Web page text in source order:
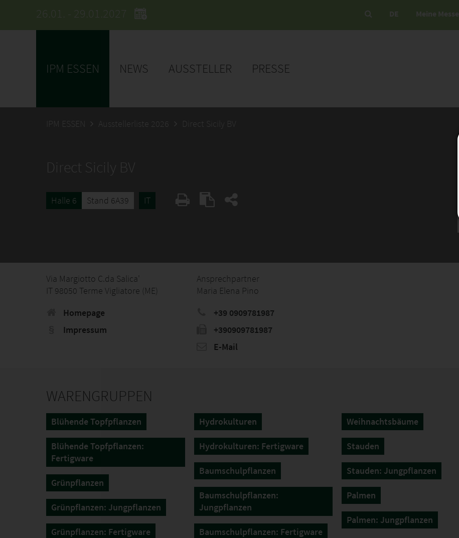
26.01. - 29.01.2027 DE Meine Messe
IPM ESSEN NEWS AUSSTELLER PRESSE
IPM ESSEN Ausstellerliste 2026 Direct Sicily BV
Direct Sicily BV
Halle 6 Stand 6A39 IT
Via Margiotto C.da Salica'
IT 98050 Terme Vigliatore (ME)
Homepage
Impressum
Ansprechpartner
Maria Elena Pino
+39 0909781987
+390909781987
E-Mail
WARENGRUPPEN
Blühende Topfpflanzen
Blühende Topfpflanzen:
Fertigware
Grünpflanzen
Grünpflanzen: Jungpflanzen
Grünpflanzen: Fertigware
Hydrokulturen
Hydrokulturen: Fertigware
Baumschulpflanzen
Baumschulpflanzen:
Jungpflanzen
Baumschulpflanzen: Fertigware
Weihnachtsbäume
Stauden
Stauden: Jungpflanzen
Palmen
Palmen: Jungpflanzen